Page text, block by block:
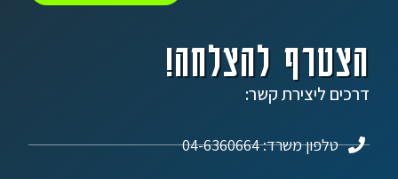
הצטרף להצלחה!
דרכים ליצירת קשר:
טלפון משרד: 04-6360664